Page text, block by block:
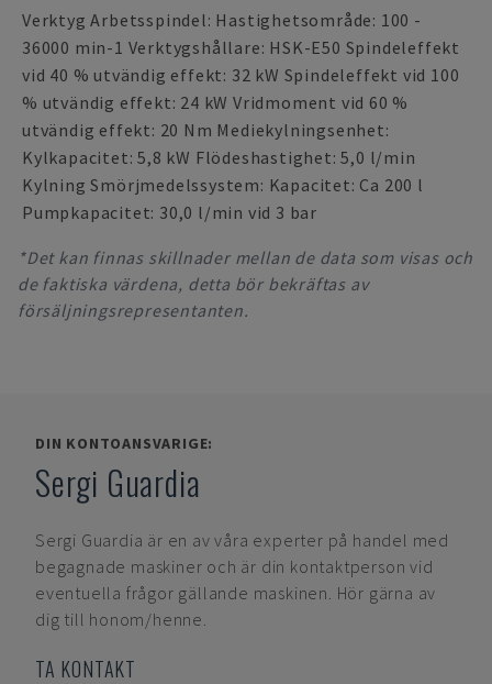
Verktyg Arbetsspindel: Hastighetsområde: 100 -
36000 min-1 Verktygshållare: HSK-E50 Spindeleffekt
vid 40 % utvändig effekt: 32 kW Spindeleffekt vid 100
% utvändig effekt: 24 kW Vridmoment vid 60 %
utvändig effekt: 20 Nm Mediekylningsenhet:
Kylkapacitet: 5,8 kW Flödeshastighet: 5,0 l/min
Kylning Smörjmedelssystem: Kapacitet: Ca 200 l
Pumpkapacitet: 30,0 l/min vid 3 bar
*Det kan finnas skillnader mellan de data som visas och
de faktiska värdena, detta bör bekräftas av
försäljningsrepresentanten.
DIN KONTOANSVARIGE:
Sergi Guardia
Sergi Guardia är en av våra experter på handel med
begagnade maskiner och är din kontaktperson vid
eventuella frågor gällande maskinen. Hör gärna av
dig till honom/henne.
TA KONTAKT